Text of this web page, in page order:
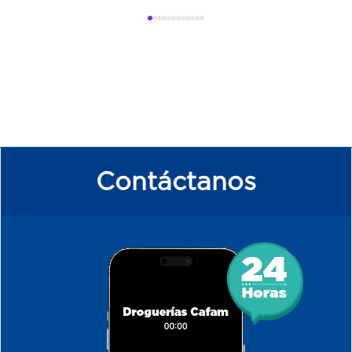
Contáctanos